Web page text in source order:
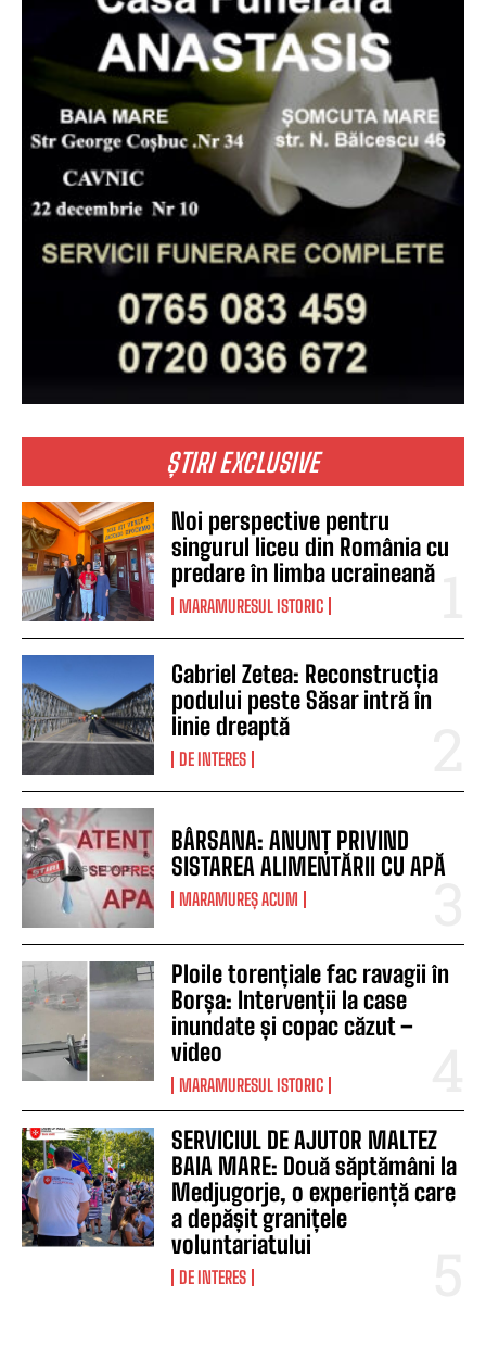
ȘTIRI EXCLUSIVE
Noi perspective pentru
singurul liceu din România cu
predare în limba ucraineană
MARAMURESUL ISTORIC
Gabriel Zetea: Reconstrucția
podului peste Săsar intră în
linie dreaptă
DE INTERES
BÂRSANA: ANUNȚ PRIVIND
SISTAREA ALIMENTĂRII CU APĂ
MARAMUREȘ ACUM
Ploile torențiale fac ravagii în
Borșa: Intervenții la case
inundate și copac căzut –
video
MARAMURESUL ISTORIC
SERVICIUL DE AJUTOR MALTEZ
BAIA MARE: Două săptămâni la
Medjugorje, o experiență care
a depășit granițele
voluntariatului
DE INTERES